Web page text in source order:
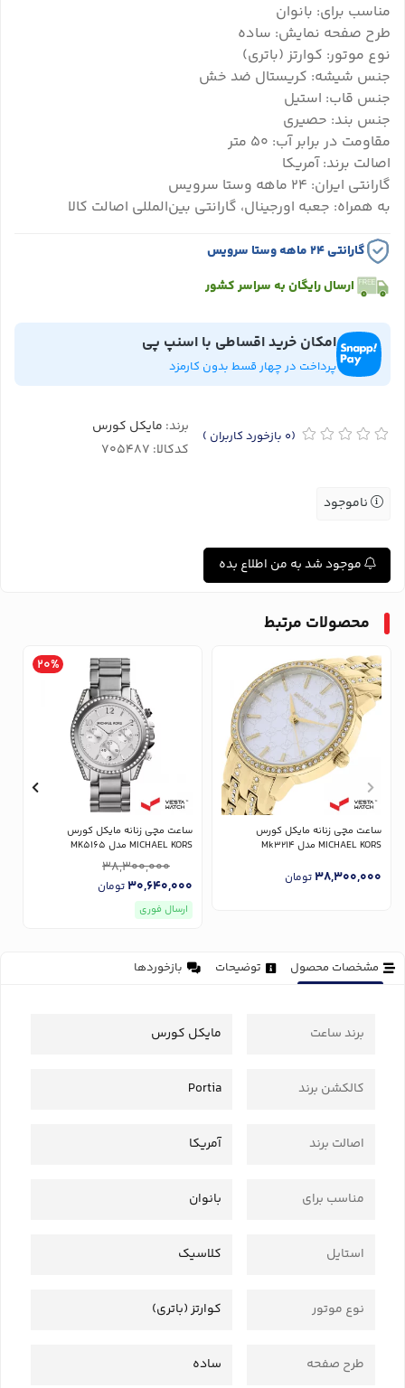
مناسب برای: بانوان
طرح صفحه نمایش: ساده
نوع موتور: کوارتز (باتری)
جنس شیشه: کریستال ضد خش
جنس قاب: استیل
جنس بند: حصیری
مقاومت در برابر آب: ۵۰ متر
اصالت برند: آمریکا
گارانتی ایران: ۲۴ ماهه وستا سرویس
به همراه: جعبه اورجینال، گارانتی بین‌المللی اصالت کالا
گارانتی ۲۴ ماهه وستا سرویس
ارسال رایگان به سراسر کشور
امکان خرید اقساطی با اسنپ پی
پرداخت در چهار قسط بدون کارمزد
(0 بازخورد کاربران ) برند: مایکل کورس
کدکالا:
ناموجود
موجود شد به من اطلاع بده
محصولات مرتبط
ساعت مچی زنانه مایکل کورس
MICHAEL KORS مدل Mk3214
38,300,000تومان
ساعت مچی زنانه مایکل کورس
MICHAEL KORS مدل MK5165
20%
38,300,000
30,640,000تومان
ارسال فوری
مشخصات محصول توضیحات بازخوردها
برند ساعت مایکل کورس
کالکشن برند Portia
اصالت برند آمریکا
مناسب برای بانوان
استایل کلاسیک
نوع موتور کوارتز (باتری)
طرح صفحه ساده